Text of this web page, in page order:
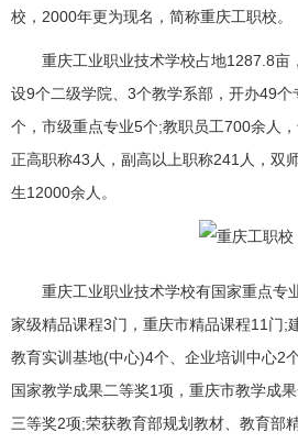
校，2000年更为现名，简称重庆工职校。
重庆工业职业技术学校占地1287.8亩
设9个二级学院、3个教学系部，开办49
个，市级重点专业5个;教职员工700余人
正高职称43人，副高以上职称241人，双
生12000余人。
重庆工业职业技术学校有国家重点专
家级精品课程3门，重庆市精品课程11门;
教育实训基地(中心)4个、企业培训中心2
国家教学成果二等奖1项，重庆市教学成
三等奖2项;荣获教育部规划教材、教育部